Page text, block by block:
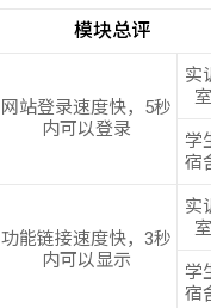
模块总评
网站登录速度快，5秒
内可以登录
实
室
学
宿
功能链接速度快，3秒
内可以显示
实
室
学
宿